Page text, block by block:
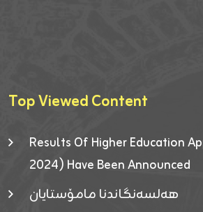
Top Viewed Content
Results Of Higher Education
2024) Have Been Announced
هەلسەنگاندنا مامۆستایان